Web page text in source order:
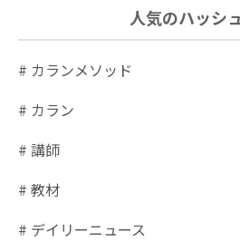
人気のハッシ
# カランメソッド
# カラン
# 講師
# 教材
# デイリーニュース